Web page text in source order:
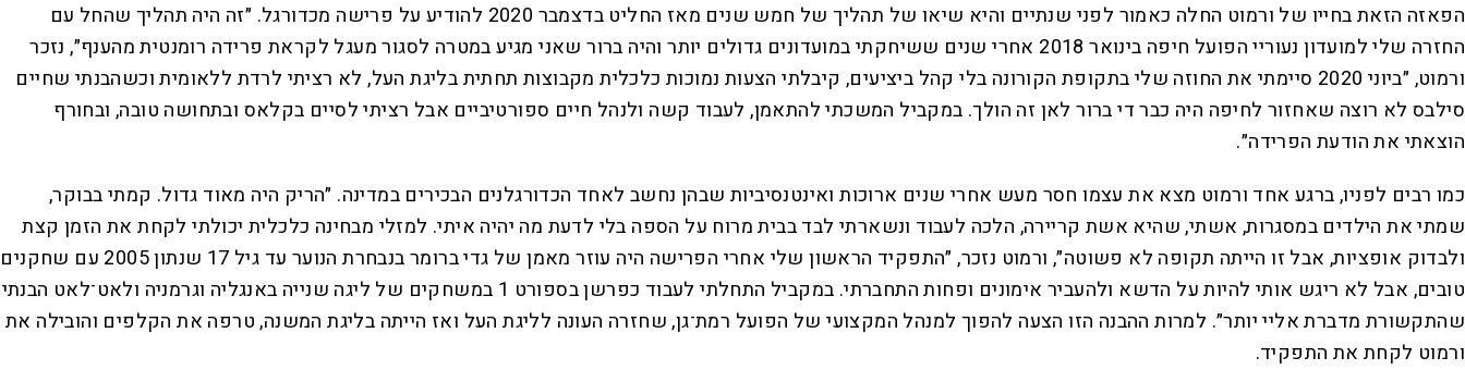
הפאזה הזאת בחייו של ורמוט החלה כאמור לפני שנתיים והיא שיאו של תהליך של חמש שנים מאז החליט בדצמבר 2020 להודיע על פרישה מכדורגל. ״זה היה תהליך שהחל עם
החזרה שלי למועדון נעוריי הפועל חיפה בינואר 2018 אחרי שנים ששיחקתי במועדונים גדולים יותר והיה ברור שאני מגיע במטרה לסגור מעגל לקראת פרידה רומנטית מהענף״, נזכר
ורמוט, ״ביוני 2020 סיימתי את החוזה שלי בתקופת הקורונה בלי קהל ביציעים, קיבלתי הצעות נמוכות כלכלית מקבוצות תחתית בליגת העל, לא רציתי לרדת ללאומית וכשהבנתי שחיים
סילבס לא רוצה שאחזור לחיפה היה כבר די ברור לאן זה הולך. במקביל המשכתי להתאמן, לעבוד קשה ולנהל חיים ספורטיביים אבל רציתי לסיים בקלאס ובתחושה טובה, ובחורף
הוצאתי את הודעת הפרידה״.
כמו רבים לפניו, ברגע אחד ורמוט מצא את עצמו חסר מעש אחרי שנים ארוכות ואינטנסיביות שבהן נחשב לאחד הכדורגלנים הבכירים במדינה. ״הריק היה מאוד גדול. קמתי בבוקר,
שמתי את הילדים במסגרות, אשתי, שהיא אשת קריירה, הלכה לעבוד ונשארתי לבד בבית מרוח על הספה בלי לדעת מה יהיה איתי. למזלי מבחינה כלכלית יכולתי לקחת את הזמן קצת
ולבדוק אופציות, אבל זו הייתה תקופה לא פשוטה״, ורמוט נזכר, ״התפקיד הראשון שלי אחרי הפרישה היה עוזר מאמן של גדי ברומר בנבחרת הנוער עד גיל 17 שנתון 2005 עם שחקנים
טובים, אבל לא ריגש אותי להיות על הדשא ולהעביר אימונים ופחות התחברתי. במקביל התחלתי לעבוד כפרשן בספורט 1 במשחקים של ליגה שנייה באנגליה וגרמניה ולאט־לאט הבנתי
שהתקשורת מדברת אליי יותר״. למרות ההבנה הזו הצעה להפוך למנהל המקצועי של הפועל רמת־גן, שחזרה העונה לליגת העל ואז הייתה בליגת המשנה, טרפה את הקלפים והובילה את
ורמוט לקחת את התפקיד.